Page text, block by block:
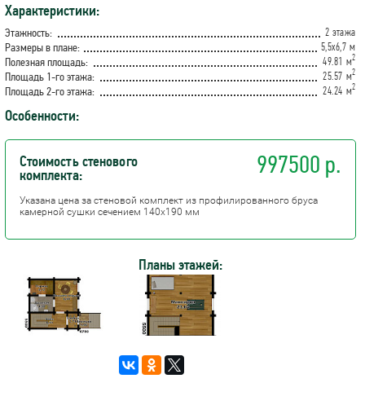
Характеристики:
Этажность: 2 этажа
Размеры в плане: 5,5х6,7 м
Полезная площадь: 49.81 м2
Площадь 1-го этажа: 25.57 м2
Площадь 2-го этажа: 24.24 м2
Особенности:
Стоимость стенового
комплекта:
997500 р.
Указана цена за стеновой комплект из профилированного бруса
камерной сушки сечением 140х190 мм
Планы этажей: